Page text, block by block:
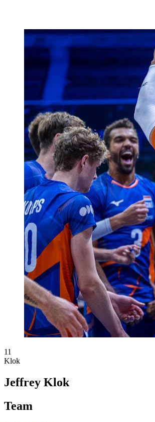
11
Klok
Jeffrey Klok
Team